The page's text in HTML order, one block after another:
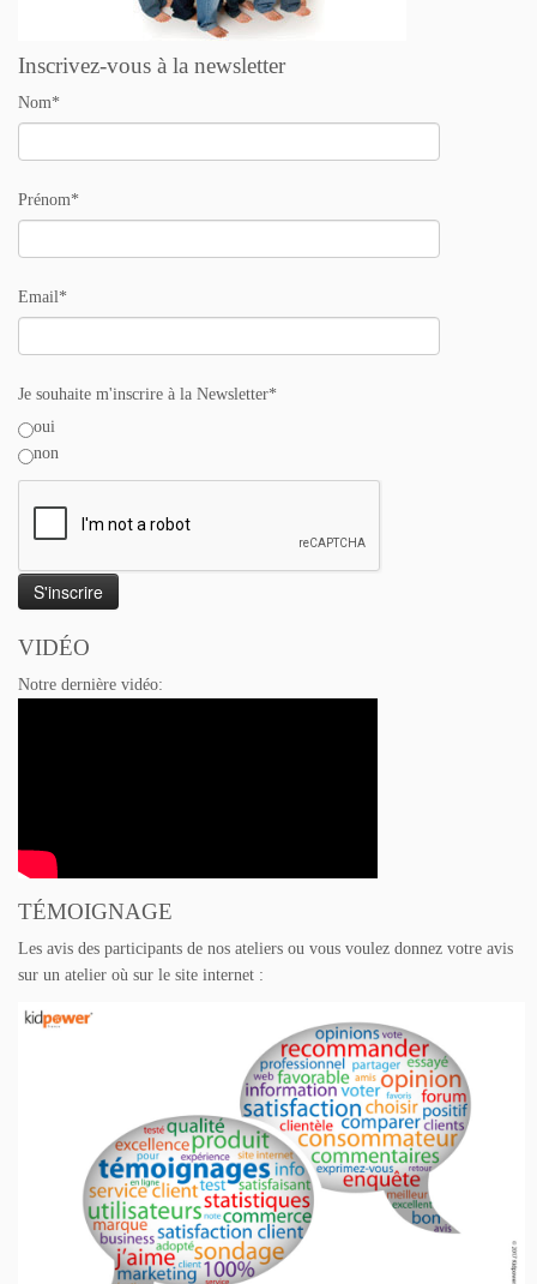
Inscrivez-vous à la newsletter
Nom*
Prénom*
Email*
Je souhaite m'inscrire à la Newsletter*
oui
non
VIDÉO
Notre dernière vidéo:
TÉMOIGNAGE
Les avis des participants de nos ateliers ou vous voulez donnez votre avis
sur un atelier où sur le site internet :